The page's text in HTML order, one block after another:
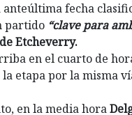
anteúltima fecha
partido “clave para
Etcheverry.
en el cuarto de
etapa por la misma
en la media hora